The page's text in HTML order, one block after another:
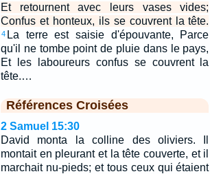
Et retournent avec leurs vases vides;
Confus et honteux, ils se couvrent la tête.
4 La terre est saisie d'épouvante, Parce
qu'il ne tombe point de pluie dans le pays,
Et les laboureurs confus se couvrent la
tête.…
Références Croisées
2 Samuel 15:30
David monta la colline des oliviers. Il
montait en pleurant et la tête couverte, et il
marchait nu-pieds; et tous ceux qui étaient